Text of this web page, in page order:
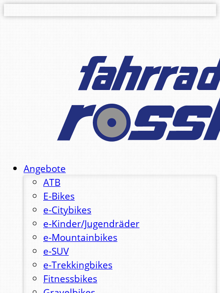
Angebote
ATB
E-Bikes
e-Citybikes
e-Kinder/Jugendräder
e-Mountainbikes
e-SUV
e-Trekkingbikes
Fitnessbikes